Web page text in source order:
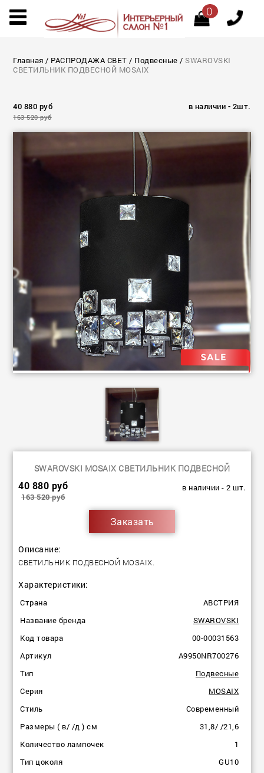
0
Главная / РАСПРОДАЖА СВЕТ / Подвесные /SWAROVSKI
СВЕТИЛЬНИК ПОДВЕСНОЙ MOSAIX
40 880 руб
163 520 руб
в наличии - 2шт.
SWAROVSKI MOSAIX СВЕТИЛЬНИК ПОДВЕСНОЙ
40 880 руб
163 520 руб
в наличии - 2 шт.
Заказать
Описание:
СВЕТИЛЬНИК ПОДВЕСНОЙ MOSAIX.
Характеристики:
Страна
АВСТРИЯ
Название бренда
SWAROVSKI
Код товара
00-00031563
Артикул
A9950NR700276
Тип
Подвесные
Серия
MOSAIX
Стиль
Современный
Размеры ( в/ /д ) см
31,8/ /21,6
Количество лампочек
1
Тип цоколя
GU10